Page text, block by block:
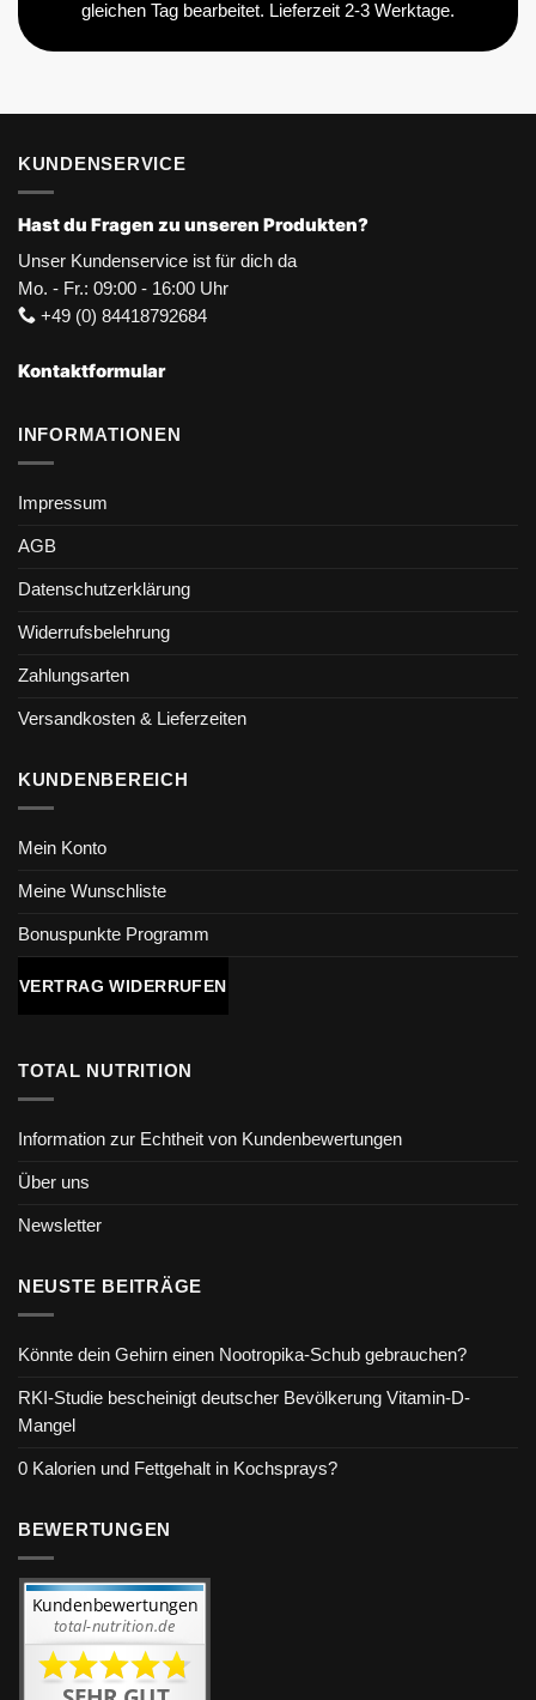
gleichen Tag bearbeitet. Lieferzeit 2-3 Werktage.
KUNDENSERVICE
Hast du Fragen zu unseren Produkten?
Unser Kundenservice ist für dich da
Mo. - Fr.: 09:00 - 16:00 Uhr
+49 (0) 84418792684
Kontaktformular
INFORMATIONEN
Impressum
AGB
Datenschutzerklärung
Widerrufsbelehrung
Zahlungsarten
Versandkosten & Lieferzeiten
KUNDENBEREICH
Mein Konto
Meine Wunschliste
Bonuspunkte Programm
VERTRAG WIDERRUFEN
TOTAL NUTRITION
Information zur Echtheit von Kundenbewertungen
Über uns
Newsletter
NEUSTE BEITRÄGE
Könnte dein Gehirn einen Nootropika-Schub gebrauchen?
RKI-Studie bescheinigt deutscher Bevölkerung Vitamin-D-
Mangel
0 Kalorien und Fettgehalt in Kochsprays?
BEWERTUNGEN